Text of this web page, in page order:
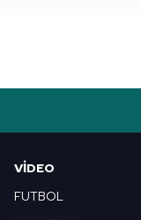
kullanılacaktır.
okumak ve
VIDEO
FUTBOL